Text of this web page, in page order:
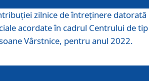
zilnice de întreținere datorată
acordate în cadrul Centrului de tip
Vârstnice, pentru anul 2022.